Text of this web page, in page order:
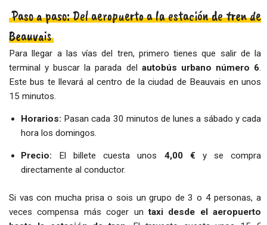
Paso a paso: Del aeropuerto a la estación de tren de
Beauvais
Para llegar a las vías del tren, primero tienes que salir de la
terminal y buscar la parada del autobús urbano número 6.
Este bus te llevará al centro de la ciudad de Beauvais en unos
15 minutos.
Horarios: Pasan cada 30 minutos de lunes a sábado y cada
hora los domingos.
Precio: El billete cuesta unos 4,00 € y se compra
directamente al conductor.
Si vas con mucha prisa o sois un grupo de 3 o 4 personas, a
veces compensa más coger untaxi desde el aeropuerto